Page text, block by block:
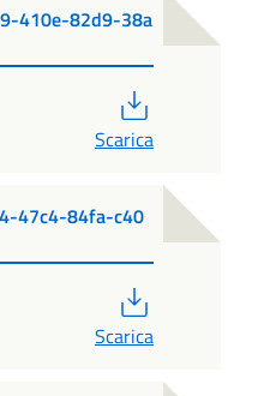
410e-82d9-38a
Scarica
47c4-84fa-c40
Scarica